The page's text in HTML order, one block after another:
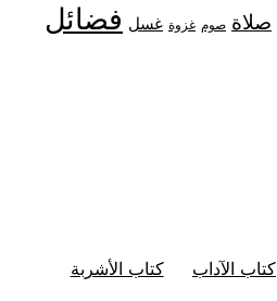
صلاة صوم غزوة غسل فضائل
كتاب الآداب كتاب الأشربة